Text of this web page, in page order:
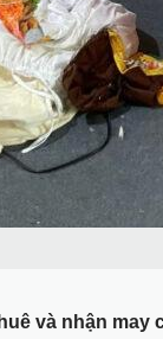
và nhận may